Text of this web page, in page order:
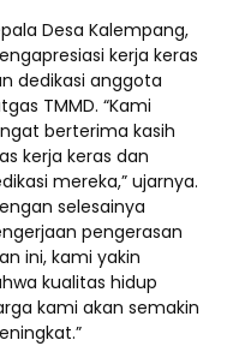
Desa Kalempang,
kerja keras
dedikasi anggota
TMMD. “Kami
berterima kasih
kerja keras dan
mereka,” ujarnya.
selesainya
pengerasan
ini, kami yakin
kualitas hidup
kami akan semakin